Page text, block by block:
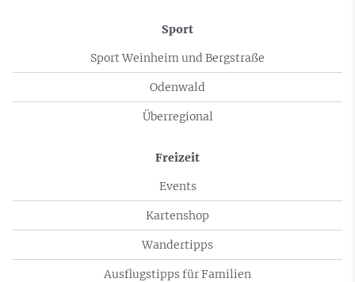
Sport
Sport Weinheim und Bergstraße
Odenwald
Überregional
Freizeit
Events
Kartenshop
Wandertipps
Ausflugstipps für Familien